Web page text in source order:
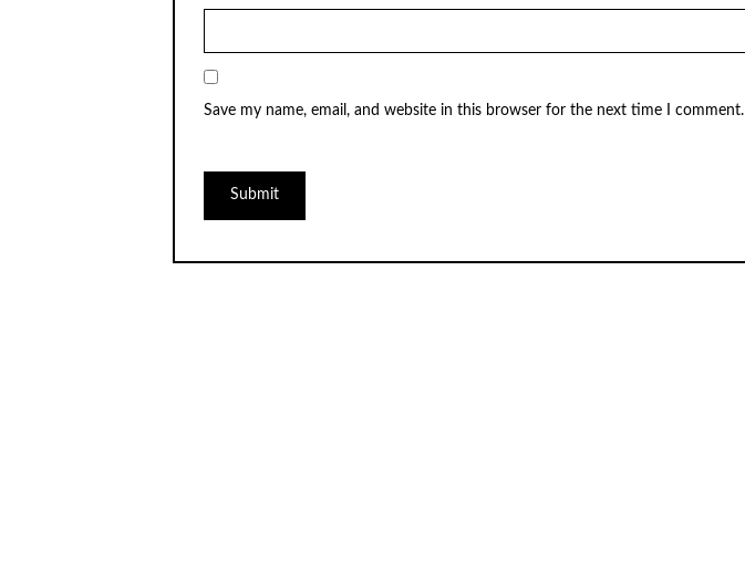
Save my name, email, and website in this browser for the next time I comment.